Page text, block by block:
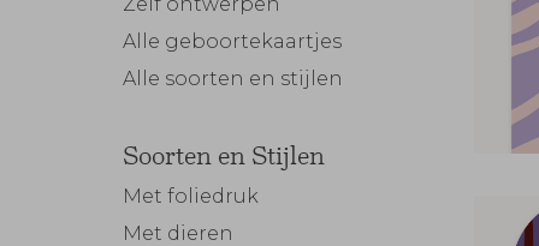
Alle geboortekaartjes
Alle soorten en stijlen
Soorten en Stijlen
Met foliedruk
Met dieren